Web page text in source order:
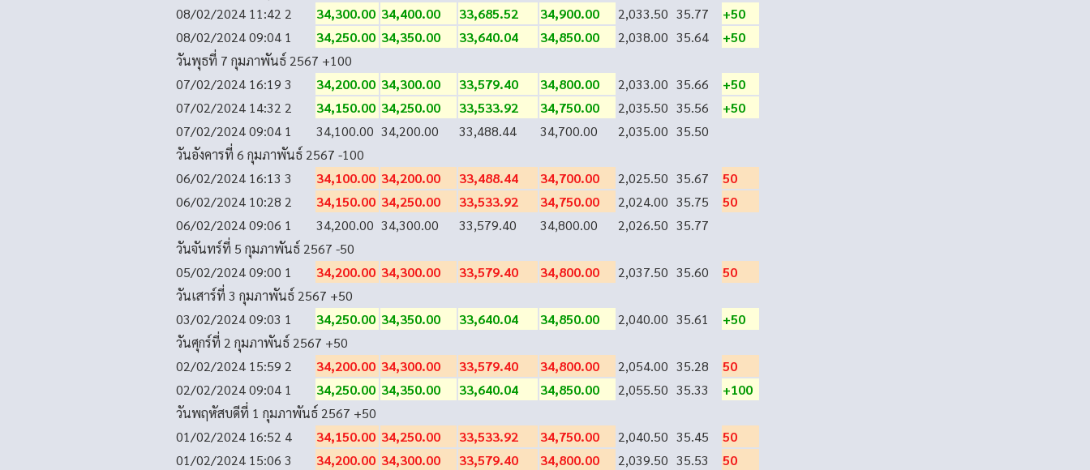
08/02/2024 11:42 2 34,300.00 34,400.00 33,685.52 34,900.00 2,033.50 35.77
+50
08/02/2024 09:04 1 34,250.00 34,350.00 33,640.04 34,850.00 2,038.00 35.64
+50
วันพุธที่ 7 กุมภาพันธ์ 2567 +100
07/02/2024 16:19 3 34,200.00 34,300.00 33,579.40 34,800.00 2,033.00 35.66
+50
07/02/2024 14:32 2 34,150.00 34,250.00 33,533.92 34,750.00 2,035.50 35.56
+50
07/02/2024 09:04 1 34,100.00 34,200.00 33,488.44 34,700.00 2,035.00 35.50
วันอังคารที่ 6 กุมภาพันธ์ 2567 -100
06/02/2024 16:13 3 34,100.00 34,200.00 33,488.44 34,700.00 2,025.50 35.67
50
06/02/2024 10:28 2 34,150.00 34,250.00 33,533.92 34,750.00 2,024.00 35.75
50
06/02/2024 09:06 1 34,200.00 34,300.00 33,579.40 34,800.00 2,026.50 35.77
วันจันทร์ที่ 5 กุมภาพันธ์ 2567 -50
05/02/2024 09:00 1 34,200.00 34,300.00 33,579.40 34,800.00 2,037.50 35.60
50
วันเสาร์ที่ 3 กุมภาพันธ์ 2567 +50
03/02/2024 09:03 1 34,250.00 34,350.00 33,640.04 34,850.00 2,040.00 35.61
+50
วันศุกร์ที่ 2 กุมภาพันธ์ 2567 +50
02/02/2024 15:59 2 34,200.00 34,300.00 33,579.40 34,800.00 2,054.00 35.28
50
02/02/2024 09:04 1 34,250.00 34,350.00 33,640.04 34,850.00 2,055.50 35.33
+100
วันพฤหัสบดีที่ 1 กุมภาพันธ์ 2567 +50
01/02/2024 16:52 4 34,150.00 34,250.00 33,533.92 34,750.00 2,040.50 35.45
50
01/02/2024 15:06 3 34,200.00 34,300.00 33,579.40 34,800.00 2,039.50 35.53
50